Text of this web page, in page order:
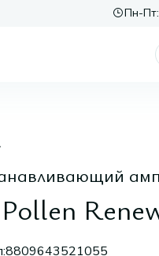
Пн-
8809643521055